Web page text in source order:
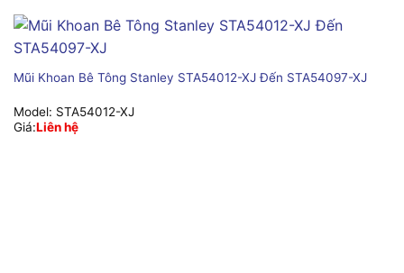
Mũi Khoan Bê Tông Stanley STA54012-XJ Đến STA54097-XJ
Model: STA54012-XJ
Giá:Liên hệ